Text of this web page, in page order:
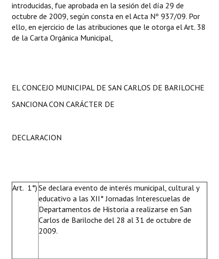
introducidas, fue aprobada en la sesión del día 29 de
octubre de 2009, según consta en el Acta Nº 937/09. Por
ello, en ejercicio de las atribuciones que le otorga el Art. 38
de la Carta Orgánica Municipal,
EL CONCEJO MUNICIPAL DE SAN CARLOS DE BARILOCHE
SANCIONA CON CARÁCTER DE
DECLARACION
Art. 1°) Se declara evento de interés municipal, cultural y
educativo a las XII° Jornadas Interescuelas de
Departamentos de Historia a realizarse en San
Carlos de Bariloche del 28 al 31 de octubre de
2009.